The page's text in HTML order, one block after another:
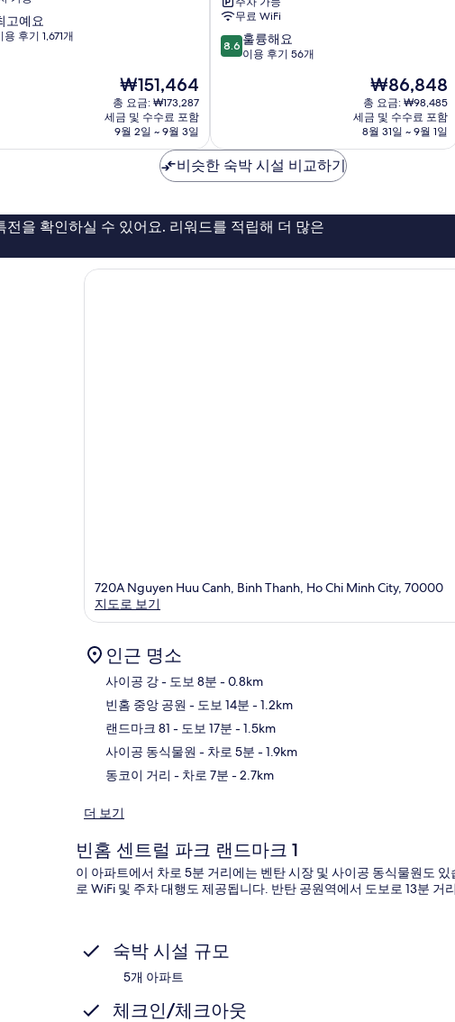
고예요
용 후기 1,671개
현
재
요
금
₩151,464
₩151,464
총 요금: ₩173,287
세금 및 수수료 포함
9월 2일 ~ 9월 3일
먼
트
빈
홈
크
빈
탄
무료 WiFi
10
점
훌
륭
해
이
용
기
8.6 훌륭해요
이용 후기 56개
현
재
요
금
₩86,848
₩86,848
총 요금: ₩98,485
세금 및 수수료 포함
8월 31일 ~ 9월 1일
비슷한 숙박 시설 비교하기
을 확인하실 수 있어요. 리워드를 적립해 더 많은
720A Nguyen Huu Canh, Binh Thanh, Ho Chi Minh City, 70000
지도로 보기
인근 명소
사이공 강- 도보 8분 - 0.8km
빈홈 중앙 공원 - 도보 14분 - 1.2km
랜드마크 81 - 도보 17분 - 1.5km
사이공 동식물원 - 차로 5분 - 1.9km
동코이 거리 - 차로 7분 - 2.7km
더 보기
빈홈 센트럴 파크 랜드마크 1
이 아파트에서 차로 5분 거리에는 벤탄 시장 및 사이공 동식물원도
로 WiFi 및 주차 대행도 제공됩니다. 반탄 공원역에서 도보로 13분 거
숙박 시설 규모
5개 아파트
체크인/체크아웃